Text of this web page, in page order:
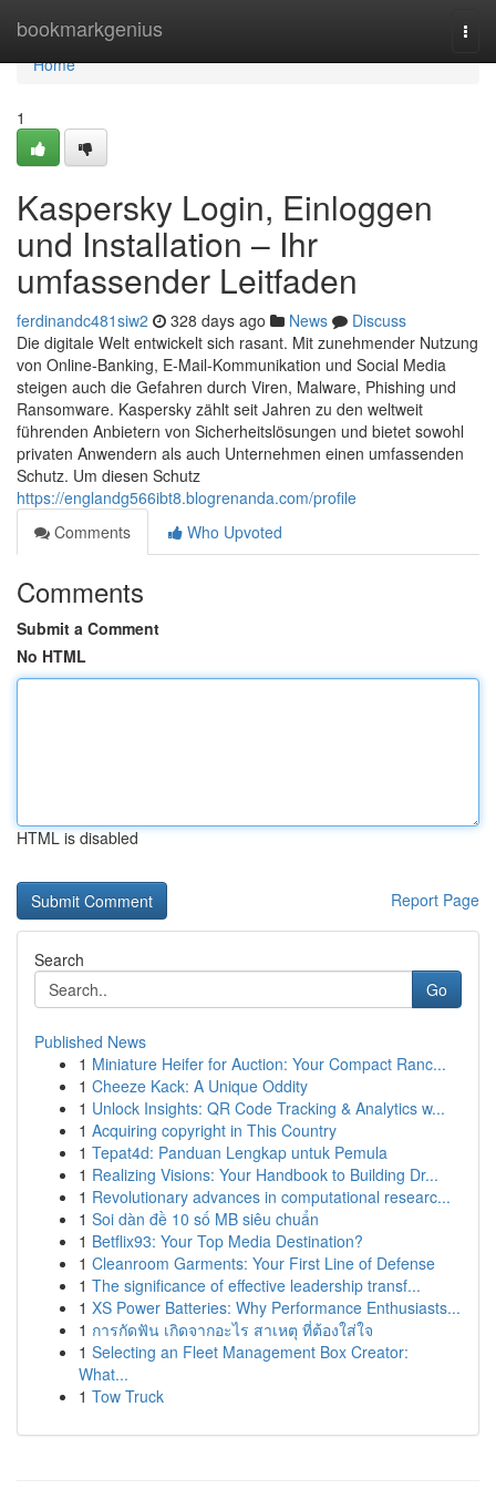
bookmarkgenius
Home
Home
1
Kaspersky Login, Einloggen
und Installation – Ihr
umfassender Leitfaden
ferdinandc481siw2 328 days ago News
Discuss
Die digitale Welt entwickelt sich rasant. Mit zunehmender Nutzung
von Online-Banking, E-Mail-Kommunikation und Social Media
steigen auch die Gefahren durch Viren, Malware, Phishing und
Ransomware. Kaspersky zählt seit Jahren zu den weltweit
führenden Anbietern von Sicherheitslösungen und bietet sowohl
privaten Anwendern als auch Unternehmen einen umfassenden
Schutz. Um diesen Schutz
https://englandg566ibt8.blogrenanda.com/profile
Comments
Who Upvoted
Comments
Submit a Comment
No HTML
HTML is disabled
Report Page
Search
Go
Published News
1 Miniature Heifer for Auction: Your Compact Ranc...
1 Cheeze Kack: A Unique Oddity
1 Unlock Insights: QR Code Tracking & Analytics w...
1 Acquiring copyright in This Country
1 Tepat4d: Panduan Lengkap untuk Pemula
1 Realizing Visions: Your Handbook to Building Dr...
1 Revolutionary advances in computational researc...
1 Soi dàn đề 10 số MB siêu chuẩn
1 Betflix93: Your Top Media Destination?
1 Cleanroom Garments: Your First Line of Defense
1 The significance of effective leadership transf...
1 XS Power Batteries: Why Performance Enthusiasts...
1 การกัดฟัน เกิดจากอะไร สาเหตุ ที่ต้องใส่ใจ
1 Selecting an Fleet Management Box Creator:
What...
1 Tow Truck